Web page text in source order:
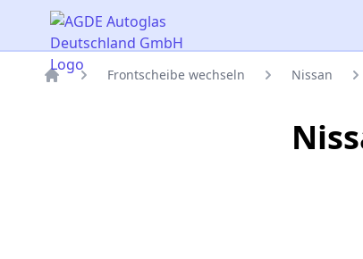
AGDE Autoglas Deutschland GmbH
Frontscheibe wechseln Nissan